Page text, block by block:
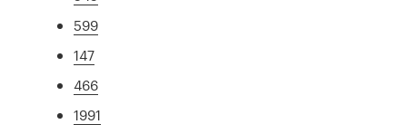
599
147
466
1991